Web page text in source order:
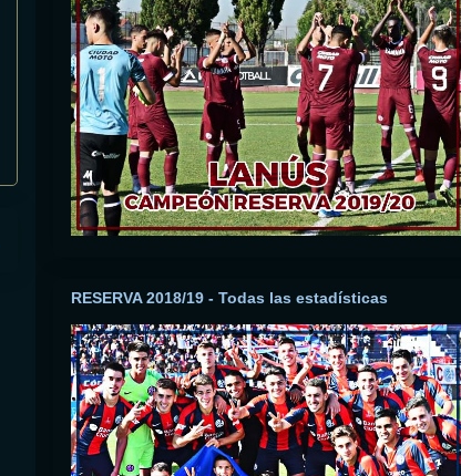
RESERVA 2018/19 - Todas las estadísticas